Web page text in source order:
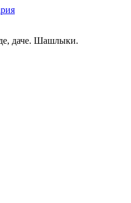
даче. Шашлыки.